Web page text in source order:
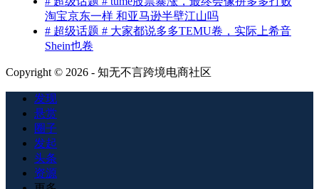
淘宝京东一样 和亚马逊半壁江山吗
# 超级话题 # 大家都说多多TEMU卷，实际上希音
Shein也卷
Copyright © 2026 - 知无不言跨境电商社区
发现
悬赏
圈子
发起
头条
资源